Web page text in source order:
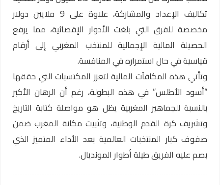
تكاليف الإعداد والمشاركة، علاوة على 9 ملايين دولار
مخصصة للفرق التي بلغت الأدوار الإقصائية، مما يرفع
الحصيلة المالية الإجمالية للمنتخب المغربي إلى أرقام
قياسية في حال استمراره في المنافسة.
وتأتي هذه المكافآت المالية لتعزز المكتسبات التي حققها
“أسود الأطلس” في هذه البطولة، رغم أن الرهان الأكبر
بالنسبة للجماهير المغربية يظل هو مواصلة كتابة التاريخ
وتشريف كرة القدم الوطنية، وتثبيت مكانة المغرب ضمن
صفوف كبار المنتخبات العالمية بعد الأداء المتميز الذي
بصم عليه الفريق طيلة أطوار المونديال.